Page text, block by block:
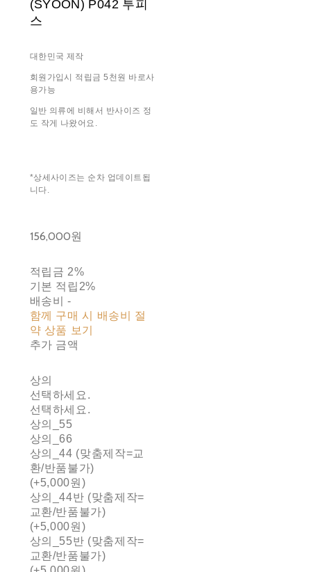
(SYOON) P042 투피
스
대한민국 제작
회원가입시 적립금 5천원 바로사
용가능
일반 의류에 비해서 반사이즈 정
도 작게 나왔어요.
*상세사이즈는 순차 업데이트됩
니다.
156,000원
적립금 2%
기본 적립 2%
배송비-
함께 구매 시 배송비 절
약 상품 보기
추가 금액
상의
선택하세요.
선택하세요.
상의_55
상의_66
상의_44 (맞춤제작=교
환/반품불가)
(+5,000원)
상의_44반 (맞춤제작=
교환/반품불가)
(+5,000원)
상의_55반 (맞춤제작=
교환/반품불가)